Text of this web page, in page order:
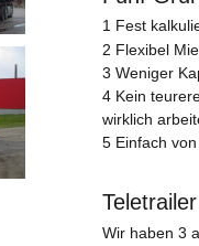
1 Fest
2 Flexibel
3 Weniger
4 Kein
wirklich
5 Einfach
Wir haben 3